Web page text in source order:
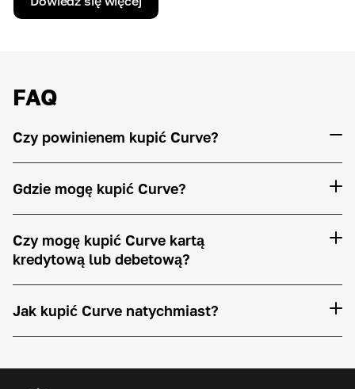
FAQ
Czy powinienem kupić Curve?
Gdzie mogę kupić Curve?
Czy mogę kupić Curve kartą
kredytową lub debetową?
Jak kupić Curve natychmiast?